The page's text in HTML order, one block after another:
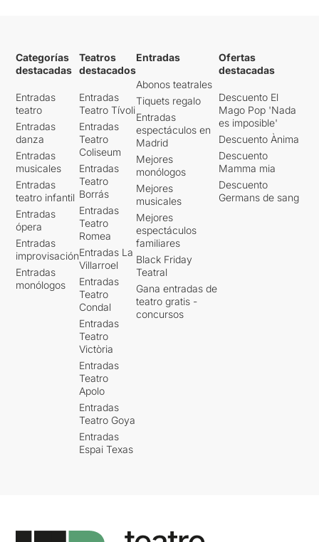
Categorías
destacadas
Entradas
teatro
Entradas
danza
Entradas
musicales
Entradas
teatro infantil
Entradas
ópera
Entradas
improvisación
Entradas
monólogos
Teatros
destacados
Entradas
Teatro Tívoli
Entradas
Teatro
Coliseum
Entradas
Teatro
Borrás
Entradas
Teatro
Romea
Entradas La
Villarroel
Entradas
Teatro
Condal
Entradas
Teatro
Victòria
Entradas
Teatro
Apolo
Entradas
Teatro Goya
Entradas
Espai Texas
Entradas
Abonos teatrales
Tiquets regalo
Entradas
espectáculos en
Madrid
Mejores
monólogos
Mejores
musicales
Mejores
espectáculos
familiares
Black Friday
Teatral
Gana entradas de
teatro gratis -
concursos
Ofertas
destacadas
Descuento El
Mago Pop 'Nada
es imposible'
Descuento Ànima
Descuento
Mamma mia
Descuento
Germans de sang